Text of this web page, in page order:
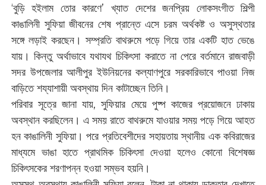
‘বুড়ি হইলাম তোর কারণে’ খ্যাত দেশের জনপ্রিয় লোকসংগীত শিল্পী
কাঙালিনী সুফিয়া জীবনের শেষ প্রান্তে এসে চরম অর্থকষ্ট ও অসুস্থতার
সঙ্গে লড়াই করছেন। সম্প্রতি বাথরুমে পড়ে গিয়ে তার একটি হাত ভেঙে
যায়। কিন্তু অর্থাভাবে যথাযথ চিকিৎসা করাতে না পেরে বর্তমানে রাজবাড়ী
সদর উপজেলার আলীপুর ইউনিয়নের কল্যাণপুরে সরকারিভাবে পাওয়া নিজ
বাড়িতে শয্যাশায়ী অবস্থায় দিন কাটাচ্ছেন তিনি।
পরিবার সূত্রে জানা যায়, সুফিয়ার মেয়ে পুষ্প কাজের প্রয়োজনে ঢাকায়
অবস্থান করছিলেন। এ সময় রাতে বাথরুমে যাওয়ার সময় পড়ে গিয়ে আহত
হন কাঙালিনী সুফিয়া। পরে প্রতিবেশীদের সহায়তায় স্থানীয় এক কবিরাজের
মাধ্যমে ভাঙা হাতে প্রাথমিক চিকিৎসা দেওয়া হলেও কোনো বিশেষজ্ঞ
চিকিৎসকের শরণাপন্ন হওয়া সম্ভব হয়নি।